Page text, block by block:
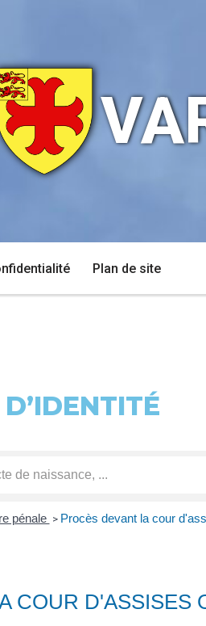
Plan de site
pénale > Procès devant la cour
COUR D'ASSISES